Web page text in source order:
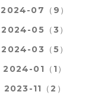
2024-07（9）
2024-05（3）
2024-03（5）
2024-01（1）
2023-11（2）